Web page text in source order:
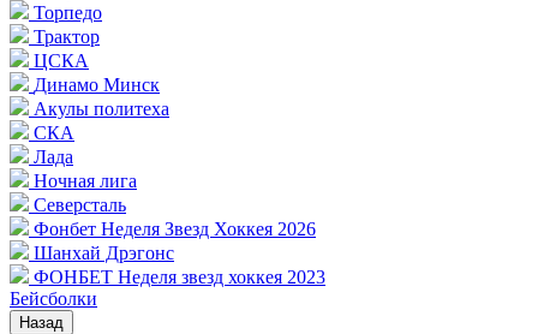
Торпедо
Трактор
ЦСКА
Динамо Минск
Акулы политеха
СКА
Лада
Ночная лига
Северсталь
Фонбет Неделя Звезд Хоккея 2026
Шанхай Дрэгонс
ФОНБЕТ Неделя звезд хоккея 2023
Бейсболки
Назад